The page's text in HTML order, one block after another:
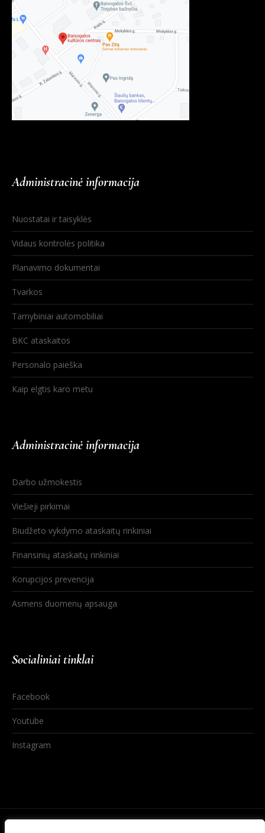
Administracinė informacija
Nuostatai ir taisyklės
Vidaus kontrolės politika
Planavimo dokumentai
Tvarkos
Tarnybiniai automobiliai
BKC ataskaitos
Personalo paieška
Kaip elgtis karo metu
Administracinė informacija
Darbo užmokestis
Viešieji pirkimai
Biudžeto vykdymo ataskaitų rinkiniai
Finansinių ataskaitų rinkiniai
Korupcijos prevencija
Asmens duomenų apsauga
Socialiniai tinklai
Facebook
Youtube
Instagram